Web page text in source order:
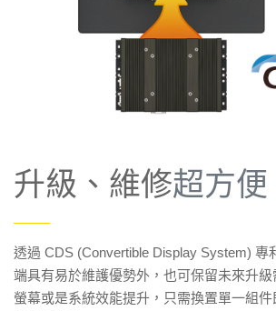
升級、維修超方便
——
透過 CDS (Convertible Display System) 專
端具有易於維護優勢外，也可保留未來升
螢幕或是系統效能提升，只需換置單一組